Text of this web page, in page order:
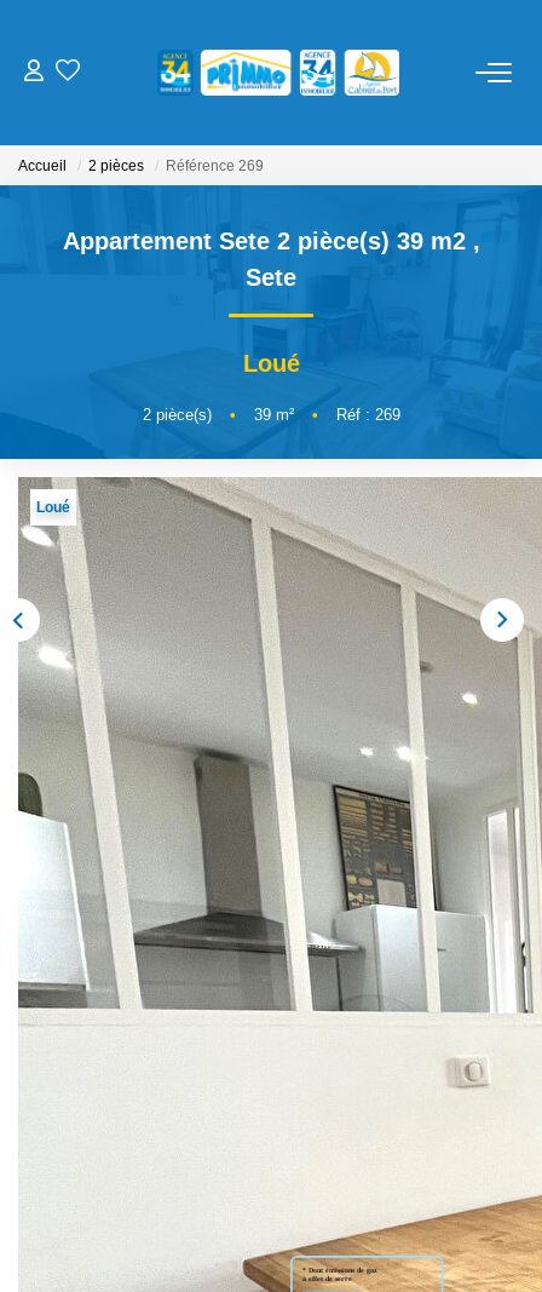
ESTIMER
Location Cure / Vacances
NOS AGENCES
Qui Sommes Nous
Notre Équipe
Nos Actualités
Avis Clients
CONTACT
EN
Accueil 2 pièces Référence 269
Appartement Sete 2 pièce(s) 39 m2 ,
Sete
Loué
2pièce(s) • 39m² • Réf : 269
Loué
Description
Réf : 269
PROCHE GARE ET CENTRE VILLE - DANS PETIT
IMMEUBLE APPARTMEENT DE TYPE T2
ENTIEREMENT MEUBLE - SEJOUR / CUISINE US -